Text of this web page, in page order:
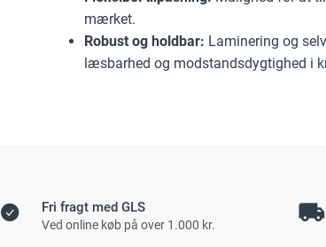
mærket.
Robust og holdbar: Laminering og
læsbarhed og modstandsdygtighed i
Fri fragt med GLS
Ved online køb på over 1.000 kr.